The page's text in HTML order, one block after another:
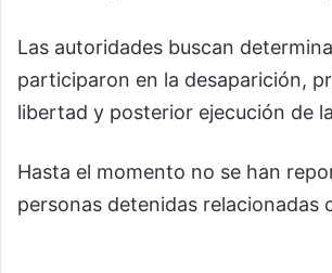
Las autoridades buscan
participaron en la desaparición,
libertad y posterior ejecución de
Hasta el momento no se han
personas detenidas relacionadas